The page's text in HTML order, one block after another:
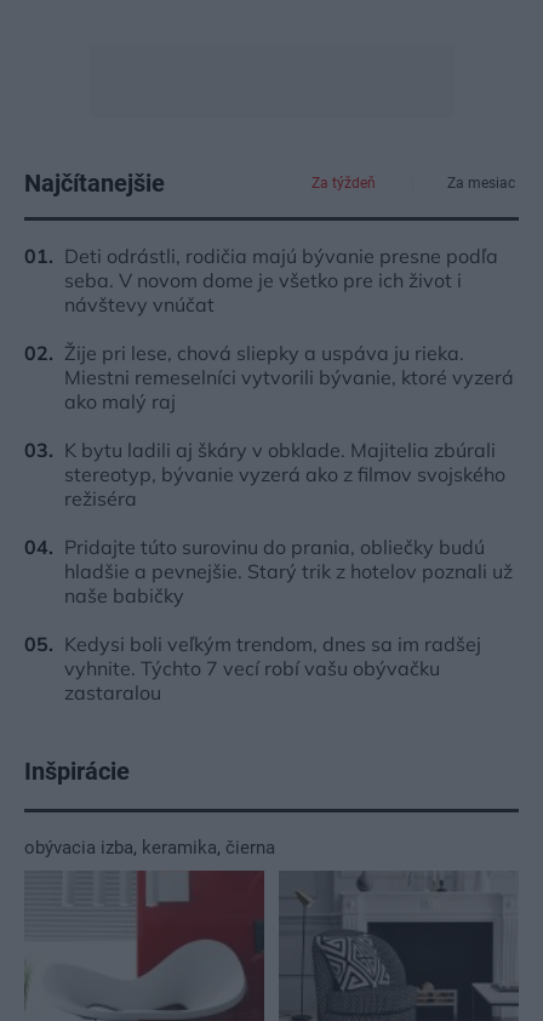
Najčítanejšie Za týždeň Za mesiac
Deti odrástli, rodičia majú bývanie presne podľa
seba. V novom dome je všetko pre ich život i
návštevy vnúčat
Žije pri lese, chová sliepky a uspáva ju rieka.
Miestni remeselníci vytvorili bývanie, ktoré vyzerá
ako malý raj
K bytu ladili aj škáry v obklade. Majitelia zbúrali
stereotyp, bývanie vyzerá ako z filmov svojského
režiséra
Pridajte túto surovinu do prania, obliečky budú
hladšie a pevnejšie. Starý trik z hotelov poznali už
naše babičky
Kedysi boli veľkým trendom, dnes sa im radšej
vyhnite. Týchto 7 vecí robí vašu obývačku
zastaralou
Inšpirácie
obývacia izba, keramika, čierna